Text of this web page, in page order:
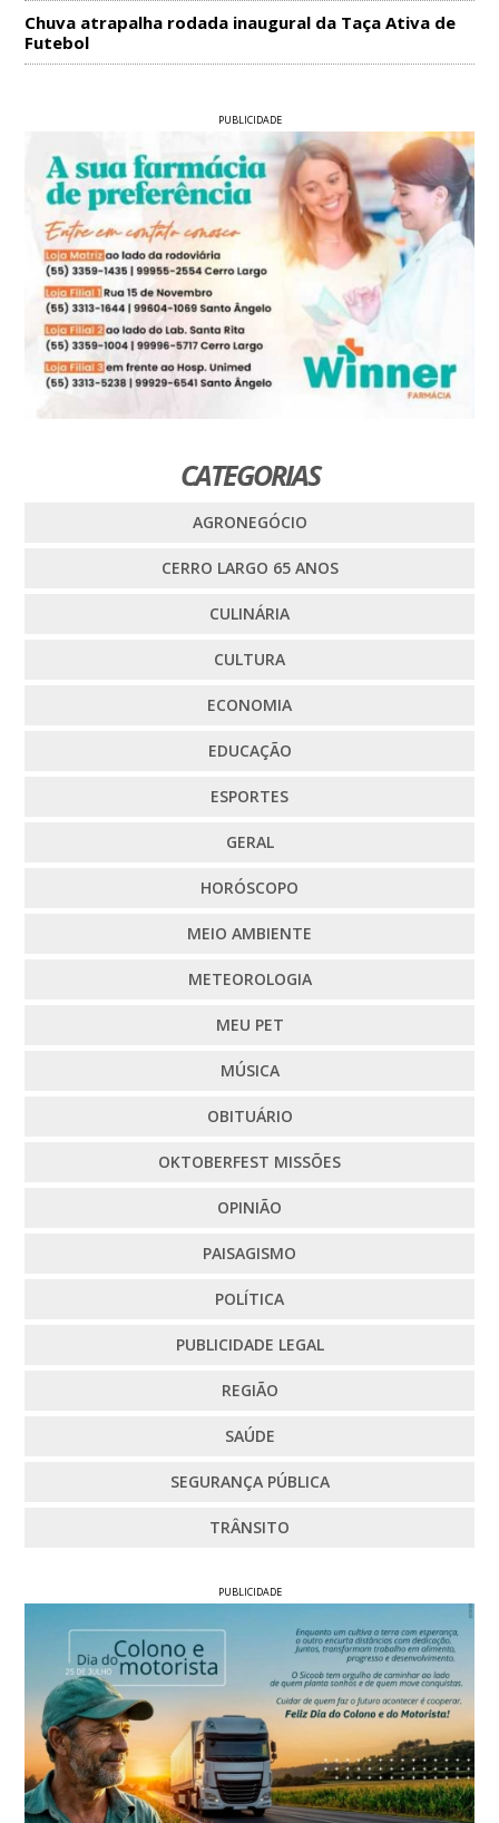
Chuva atrapalha rodada inaugural da Taça Ativa de
Futebol
PUBLICIDADE
CATEGORIAS
AGRONEGÓCIO
CERRO LARGO 65 ANOS
CULINÁRIA
CULTURA
ECONOMIA
EDUCAÇÃO
ESPORTES
GERAL
HORÓSCOPO
MEIO AMBIENTE
METEOROLOGIA
MEU PET
MÚSICA
OBITUÁRIO
OKTOBERFEST MISSÕES
OPINIÃO
PAISAGISMO
POLÍTICA
PUBLICIDADE LEGAL
REGIÃO
SAÚDE
SEGURANÇA PÚBLICA
TRÂNSITO
PUBLICIDADE